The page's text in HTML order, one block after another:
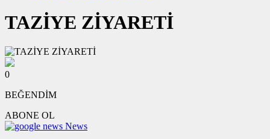
TAZİYE ZİYARETİ
0
BEĞENDİM
ABONE OL
News